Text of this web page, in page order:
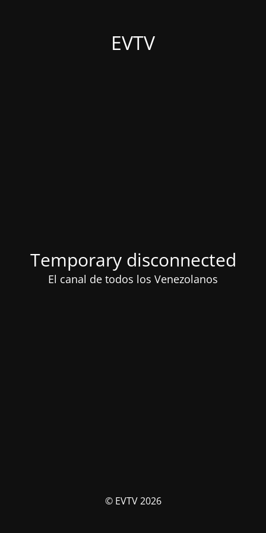
EVTV
Temporary disconnected
El canal de todos los Venezolanos
© EVTV 2026